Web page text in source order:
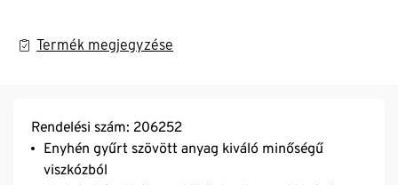
Termék megjegyzése
Rendelési szám: 206252
Enyhén gyűrt szövött anyag kiváló minőségű
viszkózból